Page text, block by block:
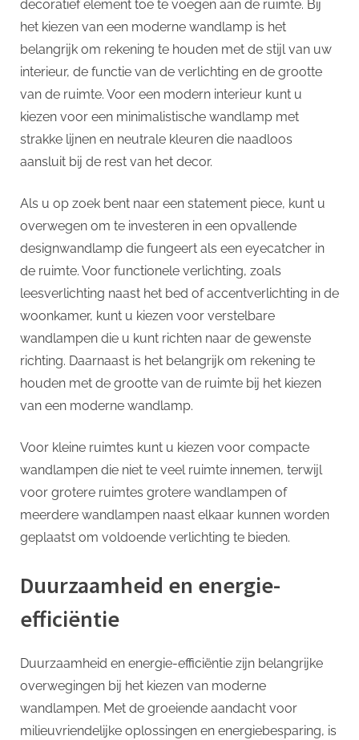
decoratief element toe te voegen aan de ruimte. Bij
het kiezen van een moderne wandlamp is het
belangrijk om rekening te houden met de stijl van uw
interieur, de functie van de verlichting en de grootte
van de ruimte. Voor een modern interieur kunt u
kiezen voor een minimalistische wandlamp met
strakke lijnen en neutrale kleuren die naadloos
aansluit bij de rest van het decor.
Als u op zoek bent naar een statement piece, kunt u
overwegen om te investeren in een opvallende
designwandlamp die fungeert als een eyecatcher in
de ruimte. Voor functionele verlichting, zoals
leesverlichting naast het bed of accentverlichting in de
woonkamer, kunt u kiezen voor verstelbare
wandlampen die u kunt richten naar de gewenste
richting. Daarnaast is het belangrijk om rekening te
houden met de grootte van de ruimte bij het kiezen
van een moderne wandlamp.
Voor kleine ruimtes kunt u kiezen voor compacte
wandlampen die niet te veel ruimte innemen, terwijl
voor grotere ruimtes grotere wandlampen of
meerdere wandlampen naast elkaar kunnen worden
geplaatst om voldoende verlichting te bieden.
Duurzaamheid en energie-
efficiëntie
Duurzaamheid en energie-efficiëntie zijn belangrijke
overwegingen bij het kiezen van moderne
wandlampen. Met de groeiende aandacht voor
milieuvriendelijke oplossingen en energiebesparing, is